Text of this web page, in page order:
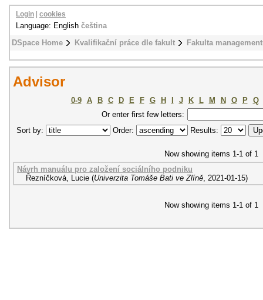
DSpace Home Kvalifikační práce dle fakult Fakulta
Login cookies
Language: English čeština
Advisor
0-9 A B C D E F G H J K L M N O P
Q
Or enter first few letters:
Sort by:
Order: Results:
Now showing items 1-1 of 1
Návrh manuálu pro založení sociálního podniku
Řezníčková, Lucie (Univerzita Tomáše Bati ve Zlíně, 2021-01-15)
Now showing items 1-1 of 1